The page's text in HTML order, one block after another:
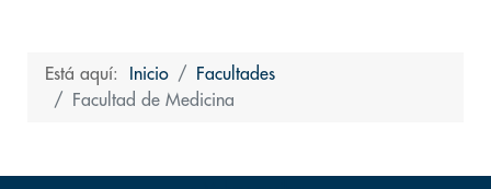
Está aquí: Inicio
Facultades
Facultad de Medicina